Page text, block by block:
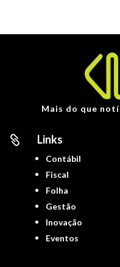
Mais do que
 Links
Contábil
Fiscal
Folha
Gestão
Inovação
Eventos